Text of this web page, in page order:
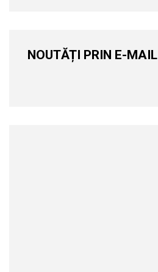
NOUTĂȚI PRIN E-MAIL